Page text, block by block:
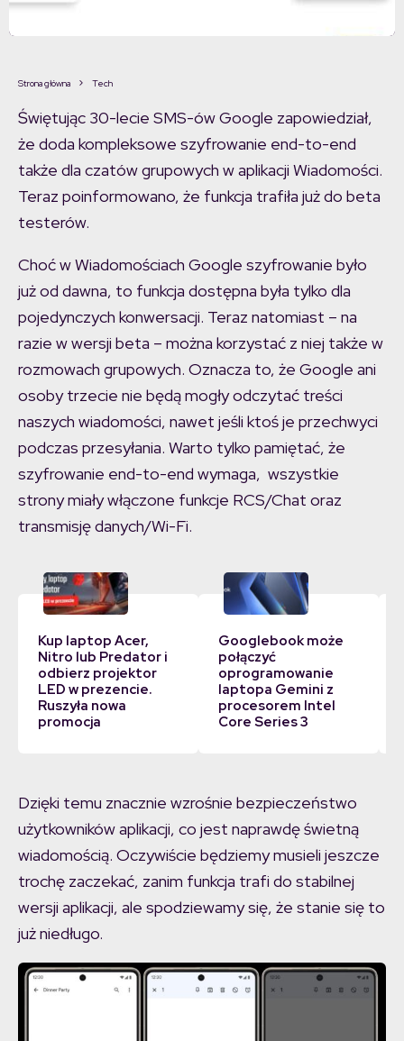
Strona główna Tech
Świętując 30-lecie SMS-ów Google zapowiedział,
że doda kompleksowe szyfrowanie end-to-end
także dla czatów grupowych w aplikacji Wiadomości.
Teraz poinformowano, że funkcja trafiła już do beta
testerów.
Choć w Wiadomościach Google szyfrowanie było
już od dawna, to funkcja dostępna była tylko dla
pojedynczych konwersacji. Teraz natomiast – na
razie w wersji beta – można korzystać z niej także w
rozmowach grupowych. Oznacza to, że Google ani
osoby trzecie nie będą mogły odczytać treści
naszych wiadomości, nawet jeśli ktoś je przechwyci
podczas przesyłania. Warto tylko pamiętać, że
szyfrowanie end-to-end wymaga, wszystkie
strony miały włączone funkcje RCS/Chat oraz
transmisję danych/Wi-Fi.
Kup laptop Acer,
Nitro lub Predator i
odbierz projektor
LED w prezencie.
Ruszyła nowa
promocja
Googlebook może
połączyć
oprogramowanie
laptopa Gemini z
procesorem Intel
Core Series 3
Dzięki temu znacznie wzrośnie bezpieczeństwo
użytkowników aplikacji, co jest naprawdę świetną
wiadomością. Oczywiście będziemy musieli jeszcze
trochę zaczekać, zanim funkcja trafi do stabilnej
wersji aplikacji, ale spodziewamy się, że stanie się to
już niedługo.